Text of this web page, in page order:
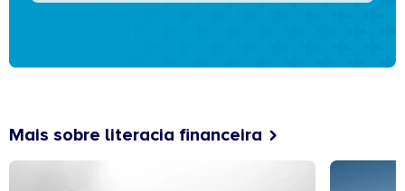
Mais sobre literacia financeira